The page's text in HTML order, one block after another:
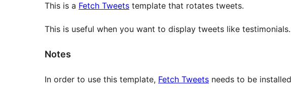
This is a Fetch Tweets template that rotates tweets.
This is useful when you want to display tweets like testimonials.
Notes
In order to use this template, Fetch Tweets needs to be